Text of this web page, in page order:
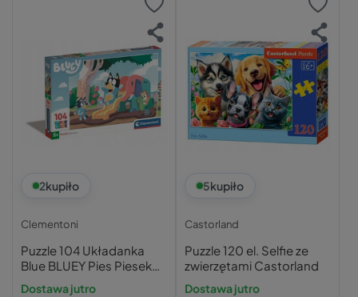
2kupiło
Clementoni
Puzzle 104 Układanka
Blue BLUEY Pies Piesek
Bing BAJKA Dla Dzieci 6+
Dostawa jutro
5kupiło
Castorland
Puzzle 120 el. Selfie ze
zwierzętami Castorland
Dostawa jutro